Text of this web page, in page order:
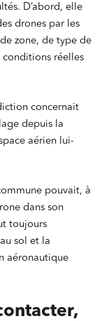
D’abord, elle
drones par les
zone, de type de
réelles
concernait
depuis la
aérien lui-
pouvait, à
dans son
toujours
sol et la
aéronautique